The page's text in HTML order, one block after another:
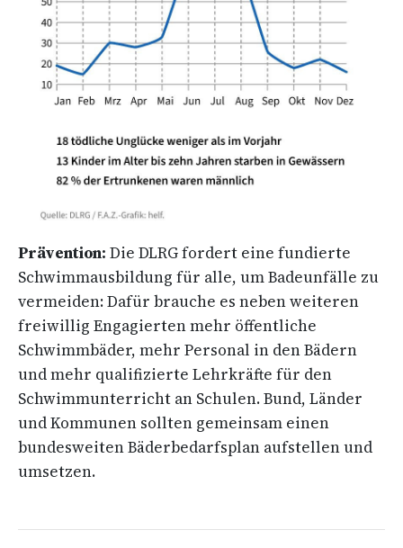
Prävention: Die DLRG fordert eine fundierte
Schwimmausbildung für alle, um Badeunfälle zu
vermeiden: Dafür brauche es neben weiteren
freiwillig Engagierten mehr öffentliche
Schwimmbäder, mehr Personal in den Bädern
und mehr qualifizierte Lehrkräfte für den
Schwimmunterricht an Schulen. Bund, Länder
und Kommunen sollten gemeinsam einen
bundesweiten Bäderbedarfsplan aufstellen und
umsetzen.